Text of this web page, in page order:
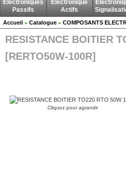
Electroniques
Passifs
Electronique
Actifs
Accueil » Catalogue » COMPOSANTS
RESISTANCE BOITIER
[RERTO50W-100R]
Cliquez pour agrandir